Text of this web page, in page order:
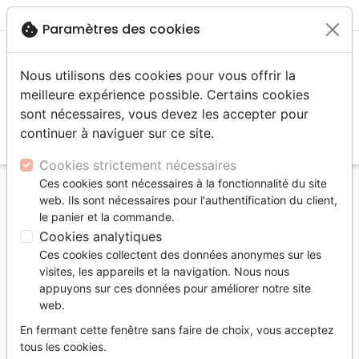
menu
Accueil Auteurs Hyatt Andrew
Andrew Hyatt
Liste des produits par auteur
Filtrertune
Epoque Biblique
cookie Paramètres des cookies
Nous utilisons des cookies pour vous offrir la
meilleure expérience possible. Certains cookies
sont nécessaires, vous devez les accepter pour
continuer à naviguer sur ce site.
Cookies strictement nécessaires
Ces cookies sont nécessaires à la fonctionnalité du site
web. Ils sont nécessaires pour l'authentification du client,
le panier et la commande.
Cookies analytiques
Ces cookies collectent des données anonymes sur les
visites, les appareils et la navigation. Nous nous
appuyons sur ces données pour améliorer notre site
web.
En fermant cette fenêtre sans faire de choix, vous acceptez
tous les cookies.